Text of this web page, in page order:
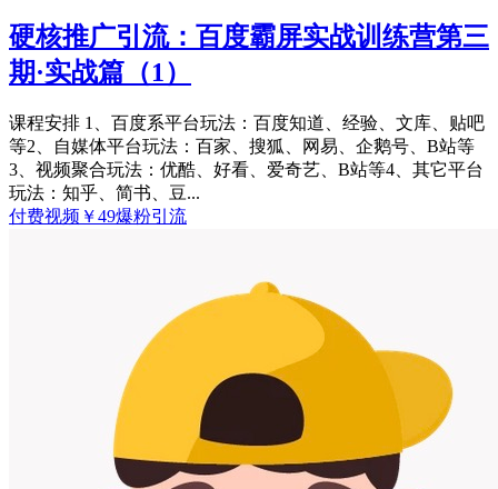
硬核推广引流：百度霸屏实战训练营第三
期·实战篇（1）
课程安排 1、百度系平台玩法：百度知道、经验、文库、贴吧
等2、自媒体平台玩法：百家、搜狐、网易、企鹅号、B站等
3、视频聚合玩法：优酷、好看、爱奇艺、B站等4、其它平台
玩法：知乎、简书、豆...
付费视频 ￥49爆粉引流